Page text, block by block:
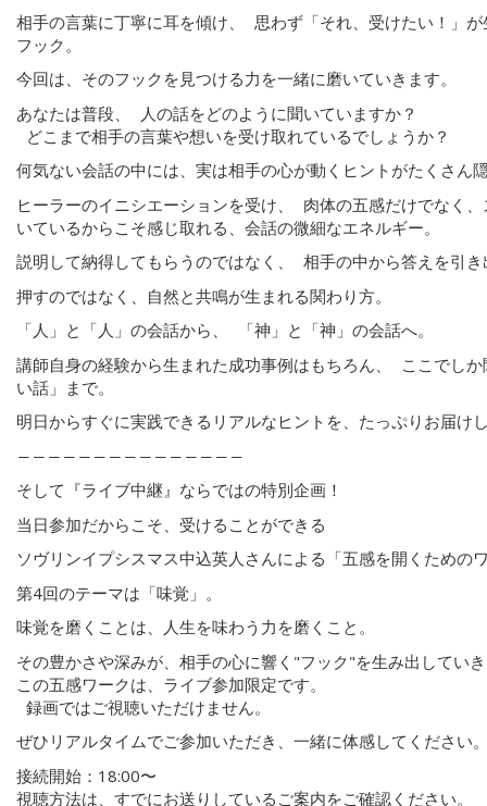
相手の言葉に丁寧に耳を傾け、 思わず「それ、受けたい！」が
フック。
今回は、そのフックを見つける力を一緒に磨いていきます。
あなたは普段、 人の話をどのように聞いていますか？
どこまで相手の言葉や想いを受け取れているでしょうか？
何気ない会話の中には、実は相手の心が動くヒントがたくさん
ヒーラーのイニシエーションを受け、 肉体の五感だけでなく
いているからこそ感じ取れる、会話の微細なエネルギー。
説明して納得してもらうのではなく、 相手の中から答えを引き
押すのではなく、自然と共鳴が生まれる関わり方。
「人」と「人」の会話から、 「神」と「神」の会話へ。
講師自身の経験から生まれた成功事例はもちろん、 ここでし
い話」まで。
明日からすぐに実践できるリアルなヒントを、たっぷりお届け
―――――――――――――――
そして『ライブ中継』ならではの特別企画！
当日参加だからこそ、受けることができる
ソヴリンイプシスマス中込英人さんによる「五感を開くための
第4回のテーマは「味覚」。
味覚を磨くことは、人生を味わう力を磨くこと。
その豊かさや深みが、相手の心に響く"フック"を生み出してい
この五感ワークは、ライブ参加限定です。
録画ではご視聴いただけません。
ぜひリアルタイムでご参加いただき、一緒に体感してください
接続開始：18:00〜
視聴方法は、すでにお送りしているご案内をご確認ください。